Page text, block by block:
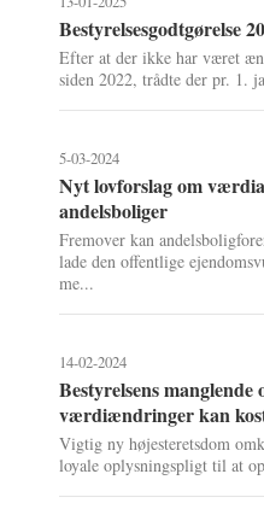
Bestyrelsesgodtgørelse
Efter at der ikke har været
siden 2022, trådte der pr. 1.
5-03-2024
Nyt lovforslag om
andelsboliger
Fremover kan
lade den offentlige
me...
14-02-2024
Bestyrelsens
værdiændringer kan
Vigtig ny højesteretsdom
loyale oplysningspligt til at